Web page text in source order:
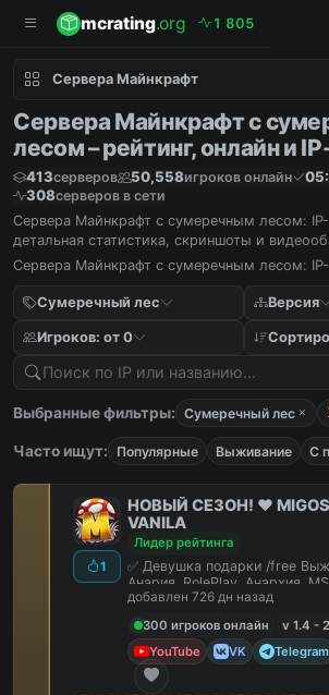
mcrating.org 1 805
Сервера Майнкрафт
Сервера Майнкрафт с
лесом – рейтинг, онлайн и
413серверов 50,558игроков онлайн
308серверов в сети
Сервера Майнкрафт с сумеречным лесом:
детальная статистика, скриншоты и
Сервера Майнкрафт с сумеречным лесом:
Сумеречный лес
Версия
Игроков: от 0
Выбранные фильтры: Сумеречный лес
Часто ищут: Популярные Выживание С
1
НОВЫЙ СЕЗОН! ❤️
VANILA
Лидер рейтинга
✅ Девушка подарки /free
Анария, RolePlay, Анархия,
добавлен 726 дн назад
300 игроков онлайн
v 1.4 -
YouTube
VK Telegram